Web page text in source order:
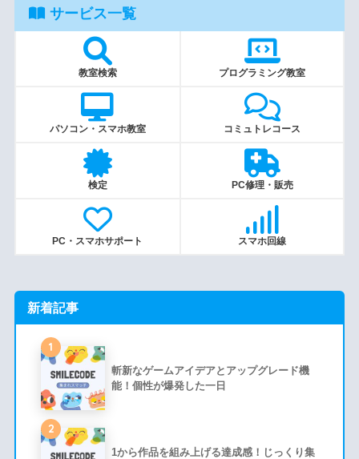
サービス一覧
教室検索 プログラミング教室
パソコン・スマホ教室 コミュトレコース
検定 PC修理・販売
PC・スマホサポート スマホ回線
新着記事
1
斬新なゲームアイデアとアップグレード機
能！個性が爆発した一日
2
1から作品を組み上げる達成感！じっくり集